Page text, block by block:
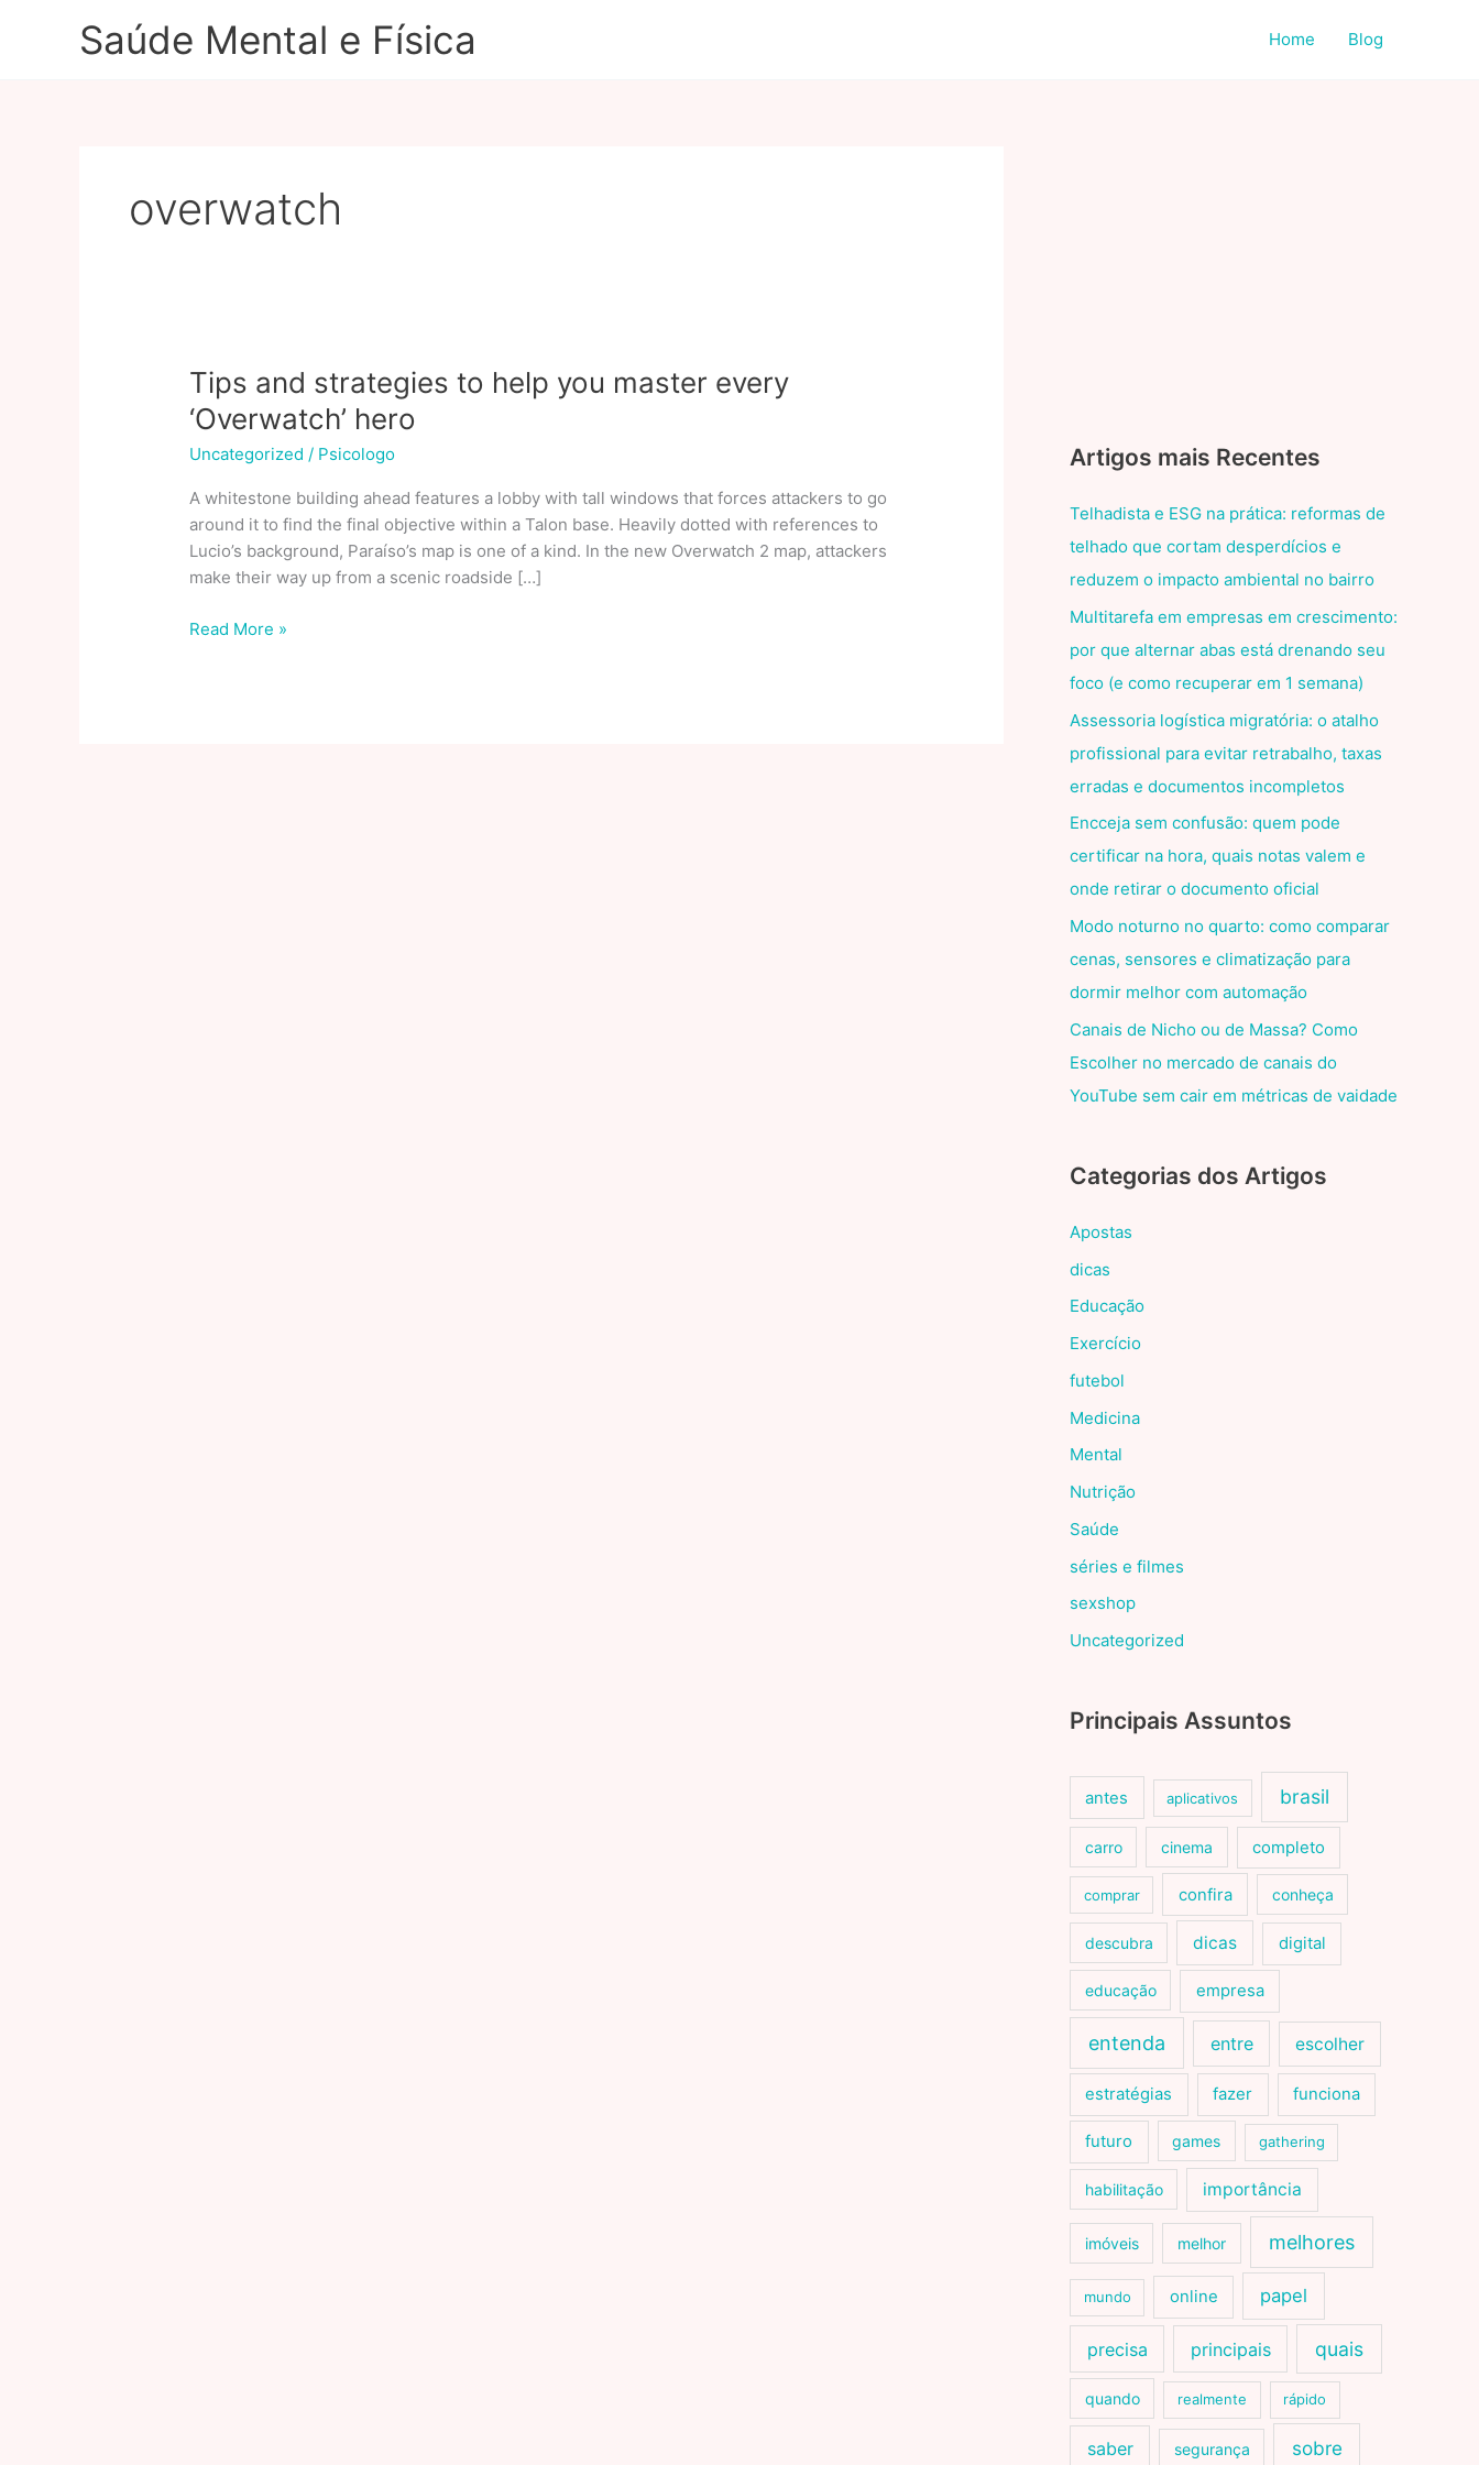
Saúde Mental e Física Home Blog
overwatch
Tips and strategies to help you master every
‘Overwatch’ hero
Uncategorized / Psicologo
A whitestone building ahead features a lobby with tall windows that forces attackers to go
around it to find the final objective within a Talon base. Heavily dotted with references to
Lucio’s background, Paraíso’s map is one of a kind. In the new Overwatch 2 map, attackers
make their way up from a scenic roadside […]
Tips
Read More »
Artigos mais Recentes
Telhadista e ESG na prática: reformas de
telhado que cortam desperdícios e
reduzem o impacto ambiental no bairro
Multitarefa em empresas em crescimento:
por que alternar abas está drenando seu
foco (e como recuperar em 1 semana)
Assessoria logística migratória: o atalho
profissional para evitar retrabalho, taxas
erradas e documentos incompletos
Encceja sem confusão: quem pode
certificar na hora, quais notas valem e
onde retirar o documento oficial
Modo noturno no quarto: como comparar
cenas, sensores e climatização para
dormir melhor com automação
Canais de Nicho ou de Massa? Como
Escolher no mercado de canais do
YouTube sem cair em métricas de vaidade
Categorias dos Artigos
Apostas
dicas
Educação
Exercício
futebol
Medicina
Mental
Nutrição
Saúde
séries e filmes
sexshop
Uncategorized
Principais Assuntos
antes aplicativos brasil
carro cinema completo
comprar confira conheça
descubra dicas digital
educação empresa
entenda entre escolher
estratégias fazer funciona
futuro games gathering
habilitação importância
imóveis melhor melhores
mundo online papel
precisa principais quais
quando realmente rápido
saber segurança sobre